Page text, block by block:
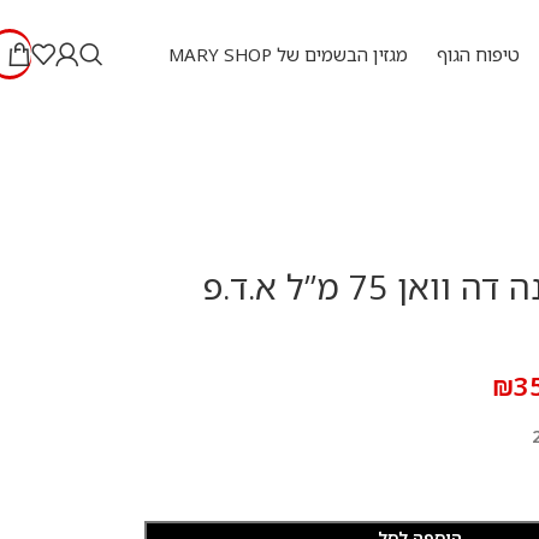
טיפוח הגוף מגזין הבשמים של MARY SHOP
דולצה גבאנה דה וואן 75 מ”ל א.ד.פ
₪